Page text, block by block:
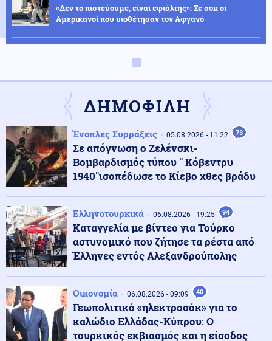
«Δεν το πιστεύουμε, είναι εφιάλτης»: Σε σοκ οι
Αμερικανοί που υιοθέτησαν τον Αφγανό
07.08.2026 - 08:36
εγκλήματος – Στο στόχαστρο ομάδες από τον
Ισημερινό
Κόσμος
Πετρέλαιο: Ανοδικά το Brent εν μέσω καθυστερήσεων
στη συμφωνία για τα Στενά του Ορμούζ
Ρωσία
Η Ρωσία ετοιμάζει χτύπημα στο ΝΑΤΟ; - Ο Πούτιν
εκμεταλλεύεται τα άδεια οπλοστάσια των ΗΠΑ
Κόσμος 07.08.2026 - 08:15
Ισχυρός σεισμός μεγέθους 5,8 Ρίχτερ στις Φιλιππίνες
Οικονομία 07.08.2026 - 08:06
Τιμολόγια ρεύματος: Νέα ανοδική τάση λόγω της
ΔΗΜΟΦΙΛΗ
Ένοπλες Συρράξεις 05.08.2026 - 11:22 73
Σε απόγνωση ο Ζελένσκι-
Βομβαρδισμός τύπου " Κόβεντρυ
1940"ισοπέδωσε το Κίεβο χθες βράδυ
Ελληνοτουρκικά 06.08.2026 - 19:25 94
Καταγγελία με βίντεο για Τούρκο
αστυνομικό που ζήτησε τα ρέστα από
Έλληνες εντός Αλεξανδρούπολης
Οικονομία 06.08.2026 - 09:09 40
Γεωπολιτικό «ηλεκτροσόκ» για το
καλώδιο Ελλάδας-Κύπρου: Ο
τουρκικός εκβιασμός και η είσοδος